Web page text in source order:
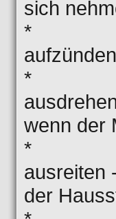
sich
*
*
wenn der
*
ausreiten
der